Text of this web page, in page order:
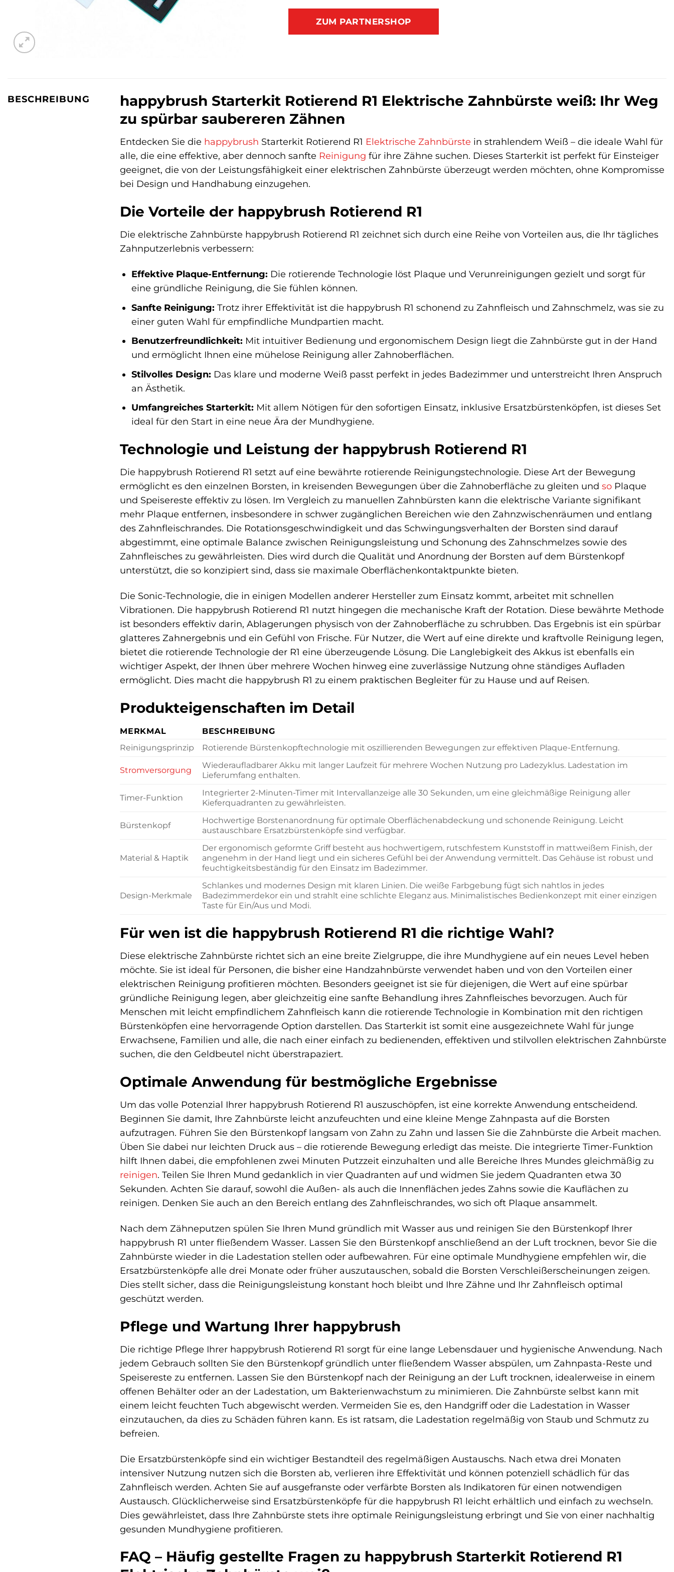
ZUM PARTNERSHOP
BESCHREIBUNG
happybrush Starterkit Rotierend R1 Elektrische Zahnbürste weiß: Ihr Weg
zu spürbar saubereren Zähnen
Entdecken Sie die happybrush Starterkit Rotierend R1 Elektrische Zahnbürste in strahlendem Weiß – die ideale Wahl für
alle, die eine effektive, aber dennoch sanfte Reinigung für ihre Zähne suchen. Dieses Starterkit ist perfekt für Einsteiger
geeignet, die von der Leistungsfähigkeit einer elektrischen Zahnbürste überzeugt werden möchten, ohne Kompromisse
bei Design und Handhabung einzugehen.
Die Vorteile der happybrush Rotierend R1
Die elektrische Zahnbürste happybrush Rotierend R1 zeichnet sich durch eine Reihe von Vorteilen aus, die Ihr tägliches
Zahnputzerlebnis verbessern:
Effektive Plaque-Entfernung: Die rotierende Technologie löst Plaque und Verunreinigungen gezielt und sorgt für
eine gründliche Reinigung, die Sie fühlen können.
Sanfte Reinigung: Trotz ihrer Effektivität ist die happybrush R1 schonend zu Zahnfleisch und Zahnschmelz, was sie zu
einer guten Wahl für empfindliche Mundpartien macht.
Benutzerfreundlichkeit: Mit intuitiver Bedienung und ergonomischem Design liegt die Zahnbürste gut in der Hand
und ermöglicht Ihnen eine mühelose Reinigung aller Zahnoberflächen.
Stilvolles Design: Das klare und moderne Weiß passt perfekt in jedes Badezimmer und unterstreicht Ihren Anspruch
an Ästhetik.
Umfangreiches Starterkit: Mit allem Nötigen für den sofortigen Einsatz, inklusive Ersatzbürstenköpfen, ist dieses Set
ideal für den Start in eine neue Ära der Mundhygiene.
Technologie und Leistung der happybrush Rotierend R1
Die happybrush Rotierend R1 setzt auf eine bewährte rotierende Reinigungstechnologie. Diese Art der Bewegung
ermöglicht es den einzelnen Borsten, in kreisenden Bewegungen über die Zahnoberfläche zu gleiten und so Plaque
und Speisereste effektiv zu lösen. Im Vergleich zu manuellen Zahnbürsten kann die elektrische Variante signifikant
mehr Plaque entfernen, insbesondere in schwer zugänglichen Bereichen wie den Zahnzwischenräumen und entlang
des Zahnfleischrandes. Die Rotationsgeschwindigkeit und das Schwingungsverhalten der Borsten sind darauf
abgestimmt, eine optimale Balance zwischen Reinigungsleistung und Schonung des Zahnschmelzes sowie des
Zahnfleisches zu gewährleisten. Dies wird durch die Qualität und Anordnung der Borsten auf dem Bürstenkopf
unterstützt, die so konzipiert sind, dass sie maximale Oberflächenkontaktpunkte bieten.
Die Sonic-Technologie, die in einigen Modellen anderer Hersteller zum Einsatz kommt, arbeitet mit schnellen
Vibrationen. Die happybrush Rotierend R1 nutzt hingegen die mechanische Kraft der Rotation. Diese bewährte Methode
ist besonders effektiv darin, Ablagerungen physisch von der Zahnoberfläche zu schrubben. Das Ergebnis ist ein spürbar
glatteres Zahnergebnis und ein Gefühl von Frische. Für Nutzer, die Wert auf eine direkte und kraftvolle Reinigung legen,
bietet die rotierende Technologie der R1 eine überzeugende Lösung. Die Langlebigkeit des Akkus ist ebenfalls ein
wichtiger Aspekt, der Ihnen über mehrere Wochen hinweg eine zuverlässige Nutzung ohne ständiges Aufladen
ermöglicht. Dies macht die happybrush R1 zu einem praktischen Begleiter für zu Hause und auf Reisen.
Produkteigenschaften im Detail
MERKMAL
BESCHREIBUNG
Reinigungsprinzip
Rotierende Bürstenkopftechnologie mit oszillierenden Bewegungen zur effektiven Plaque-Entfernung.
Stromversorgung
Wiederaufladbarer Akku mit langer Laufzeit für mehrere Wochen Nutzung pro Ladezyklus. Ladestation im
Lieferumfang enthalten.
Timer-Funktion
Integrierter 2-Minuten-Timer mit Intervallanzeige alle 30 Sekunden, um eine gleichmäßige Reinigung aller
Kieferquadranten zu gewährleisten.
Bürstenkopf
Hochwertige Borstenanordnung für optimale Oberflächenabdeckung und schonende Reinigung. Leicht
austauschbare Ersatzbürstenköpfe sind verfügbar.
Material & Haptik
Der ergonomisch geformte Griff besteht aus hochwertigem, rutschfestem Kunststoff in mattweißem Finish, der
angenehm in der Hand liegt und ein sicheres Gefühl bei der Anwendung vermittelt. Das Gehäuse ist robust und
feuchtigkeitsbeständig für den Einsatz im Badezimmer.
Design-Merkmale
Schlankes und modernes Design mit klaren Linien. Die weiße Farbgebung fügt sich nahtlos in jedes
Badezimmerdekor ein und strahlt eine schlichte Eleganz aus. Minimalistisches Bedienkonzept mit einer einzigen
Taste für Ein/Aus und Modi.
Für wen ist die happybrush Rotierend R1 die richtige Wahl?
Diese elektrische Zahnbürste richtet sich an eine breite Zielgruppe, die ihre Mundhygiene auf ein neues Level heben
möchte. Sie ist ideal für Personen, die bisher eine Handzahnbürste verwendet haben und von den Vorteilen einer
elektrischen Reinigung profitieren möchten. Besonders geeignet ist sie für diejenigen, die Wert auf eine spürbar
gründliche Reinigung legen, aber gleichzeitig eine sanfte Behandlung ihres Zahnfleisches bevorzugen. Auch für
Menschen mit leicht empfindlichem Zahnfleisch kann die rotierende Technologie in Kombination mit den richtigen
Bürstenköpfen eine hervorragende Option darstellen. Das Starterkit ist somit eine ausgezeichnete Wahl für junge
Erwachsene, Familien und alle, die nach einer einfach zu bedienenden, effektiven und stilvollen elektrischen Zahnbürste
suchen, die den Geldbeutel nicht überstrapaziert.
Optimale Anwendung für bestmögliche Ergebnisse
Um das volle Potenzial Ihrer happybrush Rotierend R1 auszuschöpfen, ist eine korrekte Anwendung entscheidend.
Beginnen Sie damit, Ihre Zahnbürste leicht anzufeuchten und eine kleine Menge Zahnpasta auf die Borsten
aufzutragen. Führen Sie den Bürstenkopf langsam von Zahn zu Zahn und lassen Sie die Zahnbürste die Arbeit machen.
Üben Sie dabei nur leichten Druck aus – die rotierende Bewegung erledigt das meiste. Die integrierte Timer-Funktion
hilft Ihnen dabei, die empfohlenen zwei Minuten Putzzeit einzuhalten und alle Bereiche Ihres Mundes gleichmäßig zu
reinigen. Teilen Sie Ihren Mund gedanklich in vier Quadranten auf und widmen Sie jedem Quadranten etwa 30
Sekunden. Achten Sie darauf, sowohl die Außen- als auch die Innenflächen jedes Zahns sowie die Kauflächen zu
reinigen. Denken Sie auch an den Bereich entlang des Zahnfleischrandes, wo sich oft Plaque ansammelt.
Nach dem Zähneputzen spülen Sie Ihren Mund gründlich mit Wasser aus und reinigen Sie den Bürstenkopf Ihrer
happybrush R1 unter fließendem Wasser. Lassen Sie den Bürstenkopf anschließend an der Luft trocknen, bevor Sie die
Zahnbürste wieder in die Ladestation stellen oder aufbewahren. Für eine optimale Mundhygiene empfehlen wir, die
Ersatzbürstenköpfe alle drei Monate oder früher auszutauschen, sobald die Borsten Verschleißerscheinungen zeigen.
Dies stellt sicher, dass die Reinigungsleistung konstant hoch bleibt und Ihre Zähne und Ihr Zahnfleisch optimal
geschützt werden.
Pflege und Wartung Ihrer happybrush
Die richtige Pflege Ihrer happybrush Rotierend R1 sorgt für eine lange Lebensdauer und hygienische Anwendung. Nach
jedem Gebrauch sollten Sie den Bürstenkopf gründlich unter fließendem Wasser abspülen, um Zahnpasta-Reste und
Speisereste zu entfernen. Lassen Sie den Bürstenkopf nach der Reinigung an der Luft trocknen, idealerweise in einem
offenen Behälter oder an der Ladestation, um Bakterienwachstum zu minimieren. Die Zahnbürste selbst kann mit
einem leicht feuchten Tuch abgewischt werden. Vermeiden Sie es, den Handgriff oder die Ladestation in Wasser
einzutauchen, da dies zu Schäden führen kann. Es ist ratsam, die Ladestation regelmäßig von Staub und Schmutz zu
befreien.
Die Ersatzbürstenköpfe sind ein wichtiger Bestandteil des regelmäßigen Austauschs. Nach etwa drei Monaten
intensiver Nutzung nutzen sich die Borsten ab, verlieren ihre Effektivität und können potenziell schädlich für das
Zahnfleisch werden. Achten Sie auf ausgefranste oder verfärbte Borsten als Indikatoren für einen notwendigen
Austausch. Glücklicherweise sind Ersatzbürstenköpfe für die happybrush R1 leicht erhältlich und einfach zu wechseln.
Dies gewährleistet, dass Ihre Zahnbürste stets ihre optimale Reinigungsleistung erbringt und Sie von einer nachhaltig
gesunden Mundhygiene profitieren.
FAQ – Häufig gestellte Fragen zu happybrush Starterkit Rotierend R1